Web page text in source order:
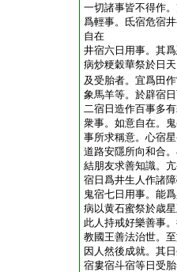
一切諸事皆不得作
爲輕事。氐宿危宿
自在
井宿六日用事。其
病炒粳穀華祭於日
及受胎者。宜爲田
象馬羊等。於辟宿
二宿日造作百事多
衆事。如意自在。
事所求稱意。心宿
道路安隱所向和合
結朋友求善知識。
宿日爲井生人作諸
鬼宿七日用事。能
病以黄石蜜祭於歳
此人持戒好樂善事
教國王善法治世。
因人然後成就。其
宿婁宿斗宿等日受